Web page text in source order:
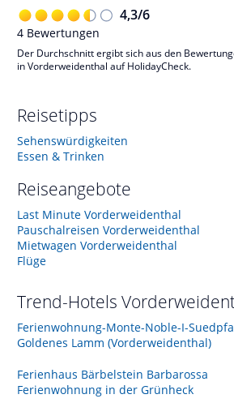
4,3/6
4 Bewertungen
Der Durchschnitt ergibt sich aus den
in Vorderweidenthal auf HolidayCheck.
Reisetipps
Sehenswürdigkeiten
Essen & Trinken
Reiseangebote
Last Minute Vorderweidenthal
Pauschalreisen Vorderweidenthal
Mietwagen Vorderweidenthal
Flüge
Trend-Hotels
Ferienwohnung-Monte-Noble-I-
Goldenes Lamm (Vorderweidenthal)
Ferienhaus Bärbelstein Barbarossa
Ferienwohnung in der Grünheck